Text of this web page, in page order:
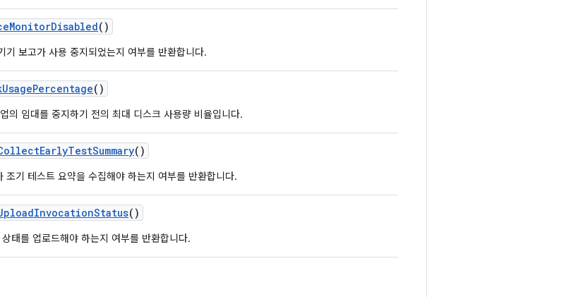
MonitorDisabled()
기 보고가 사용 중지되었는지 여부를 반환합니다.
UsagePercentage()
의 임대를 중지하기 전의 최대 디스크 사용량 비율입니다.
EarlyTestSummary()
조기 테스트 요약을 수집해야 하는지 여부를 반환합니다.
InvocationStatus()
태를 업로드해야 하는지 여부를 반환합니다.